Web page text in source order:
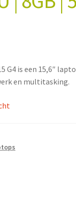
G4 is een 15,6″
en multitasking.